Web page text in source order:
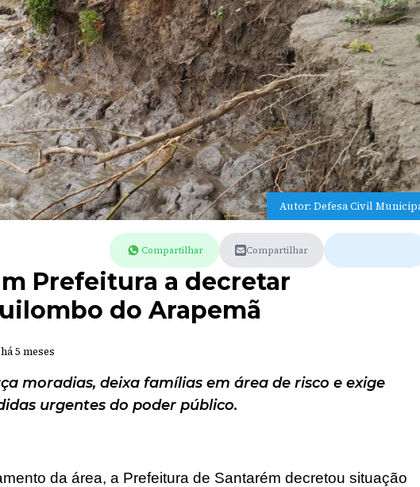
Autor: Defesa Civil
Compartilhar Compartilhar
Prefeitura a decretar
do Arapemã
há 5 meses
moradias, deixa famílias em área de risco e exige
urgentes do poder público.
da área, a Prefeitura de Santarém decretou situação